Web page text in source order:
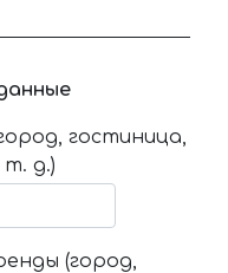
гостиница,
д.)
(город,